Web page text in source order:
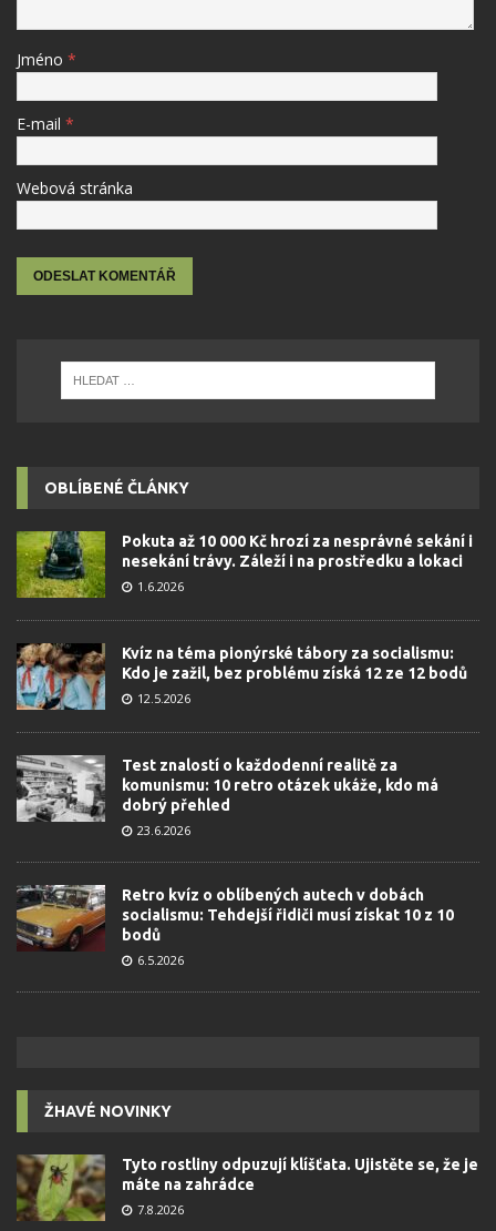
Jméno *
E-mail *
Webová stránka
OBLÍBENÉ ČLÁNKY
Pokuta až 10 000 Kč hrozí za nesprávné sekání i
nesekání trávy. Záleží i na prostředku a lokaci
1.6.2026
Kvíz na téma pionýrské tábory za socialismu:
Kdo je zažil, bez problému získá 12 ze 12 bodů
12.5.2026
Test znalostí o každodenní realitě za
komunismu: 10 retro otázek ukáže, kdo má
dobrý přehled
23.6.2026
Retro kvíz o oblíbených autech v dobách
socialismu: Tehdejší řidiči musí získat 10 z 10
bodů
6.5.2026
ŽHAVÉ NOVINKY
Tyto rostliny odpuzují klíšťata. Ujistěte se, že je
máte na zahrádce
7.8.2026